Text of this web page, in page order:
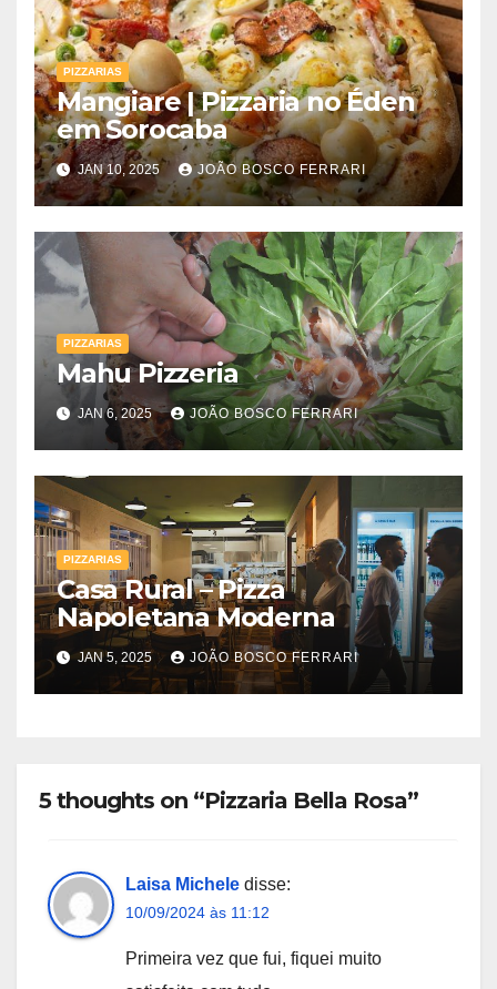
PIZZARIAS
Mangiare | Pizzaria no Éden
em Sorocaba
JAN 10, 2025 JOÃO BOSCO FERRARI
PIZZARIAS
Mahu Pizzeria
JAN 6, 2025 JOÃO BOSCO FERRARI
PIZZARIAS
Casa Rural – Pizza
Napoletana Moderna
JAN 5, 2025 JOÃO BOSCO FERRARI
5 thoughts on “Pizzaria Bella Rosa”
Laisa Michele disse:
10/09/2024 às 11:12
Primeira vez que fui, fiquei muito